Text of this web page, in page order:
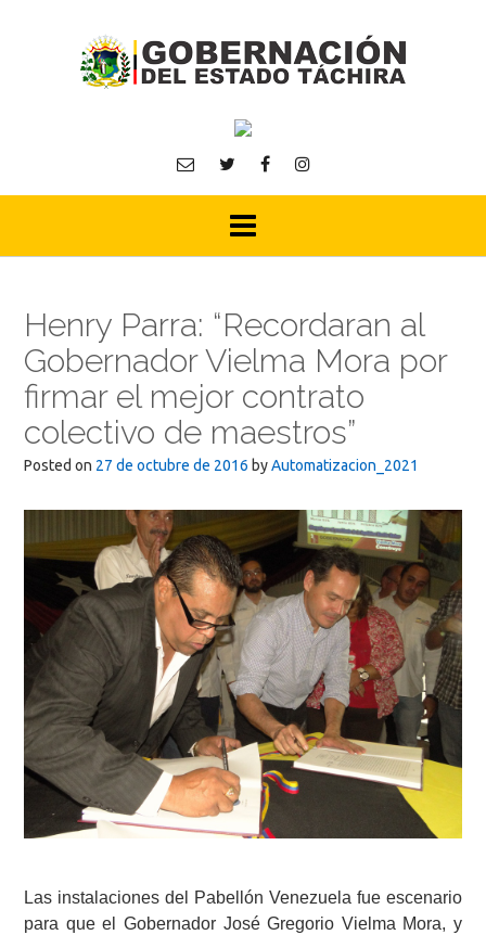
Henry Parra: “Recordaran al
Gobernador Vielma Mora por
firmar el mejor contrato
colectivo de maestros”
Posted on 27 de octubre de 2016 byAutomatizacion_2021
Las instalaciones del Pabellón Venezuela fue escenario
para que el Gobernador José Gregorio Vielma Mora, y